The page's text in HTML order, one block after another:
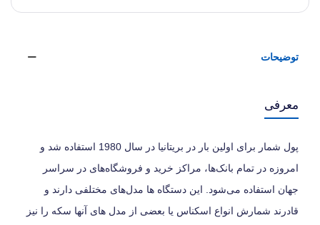
توضیحات
معرفی
پول شمار برای اولین بار در بریتانیا در سال 1980 استفاده شد و
امروزه در تمام بانک‌ها، مراکز خرید و فروشگاه‌های در سراسر
جهان استفاده می‌شود. این دستگاه‌ ها مدل‌های مختلفی دارند و
قادرند شمارش انواع اسکناس یا بعضی از مدل های آنها سکه را نیز